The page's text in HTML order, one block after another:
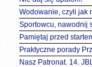
Wodowanie, czyli jak
Sportowcu, nawodnij
Pamiętaj przed
Praktyczne porady
Nasz Patronat. 14.